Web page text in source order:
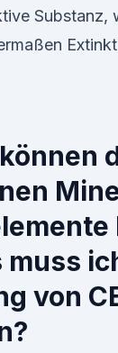
Substanz,
muss
von